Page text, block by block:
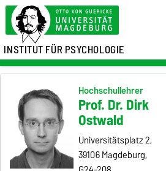
INSTITUT FÜR PSYCHOLOGIE
Hochschullehrer
Prof. Dr. Dirk
Ostwald
Universitätsplatz 2,
39106 Magdeburg,